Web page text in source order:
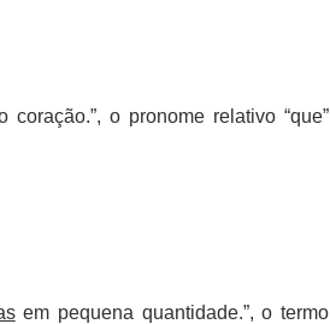
o pronome relativo “que”
em pequena quantidade.”, o termo